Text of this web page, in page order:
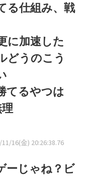
る仕組み、戦
に加速した
どうのこう
てるやつは
11/16(金) 20:26:38.76
ーじゃね？ビ